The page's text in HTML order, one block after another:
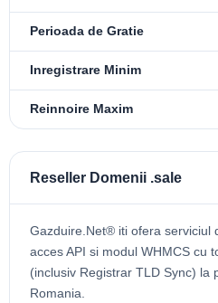
Perioada de Gratie
Inregistrare Minim
Reinnoire Maxim
Reseller Domenii .sale
Gazduire.Net® iti ofera serviciul
acces API si modul WHMCS cu
(inclusiv Registrar TLD Sync) la
Romania.